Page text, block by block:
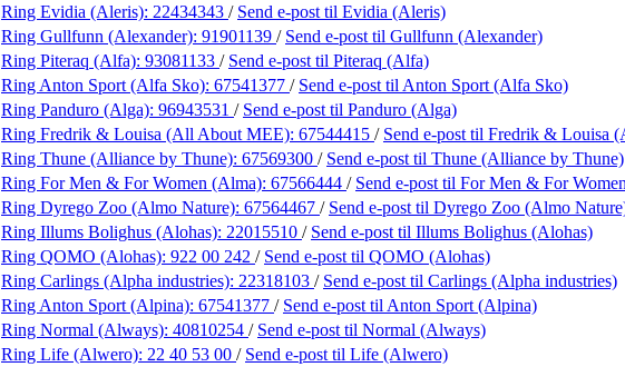
Ring Evidia (Aleris): 22434343 / Send e-post til Evidia (Aleris)
Ring Gullfunn (Alexander): 91901139 / Send e-post til Gullfunn (Alexander)
Ring Piteraq (Alfa): 93081133 / Send e-post til Piteraq (Alfa)
Ring Anton Sport (Alfa Sko): 67541377 / Send e-post til Anton Sport (Alfa Sko)
Ring Panduro (Alga): 96943531 / Send e-post til Panduro (Alga)
Ring Fredrik & Louisa (All About MEE): 67544415 / Send e-post til Fredrik & Louisa
Ring Thune (Alliance by Thune): 67569300 / Send e-post til Thune (Alliance by Thune)
Ring For Men & For Women (Alma): 67566444 / Send e-post til For Men & For
Ring Dyrego Zoo (Almo Nature): 67564467 / Send e-post til Dyrego Zoo (Almo
Ring Illums Bolighus (Alohas): 22015510 / Send e-post til Illums Bolighus (Alohas)
Ring QOMO (Alohas): 922 00 242 / Send e-post til QOMO (Alohas)
Ring Carlings (Alpha industries): 22318103 / Send e-post til Carlings (Alpha industries)
Ring Anton Sport (Alpina): 67541377 / Send e-post til Anton Sport (Alpina)
Ring Normal (Always): 40810254 / Send e-post til Normal (Always)
Ring Life (Alwero): 22 40 53 00 / Send e-post til Life (Alwero)